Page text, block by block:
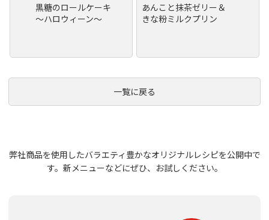
黒糖のロールケーキ
～ハロウィーン～
あんこと抹茶ゼリー＆
きな粉ミルクプリン
一覧に戻る
弊社商品を使用したバラエティ豊かなオリジナルレシピを公開中で
す。 新メニューなどにぜひ、お試しください。